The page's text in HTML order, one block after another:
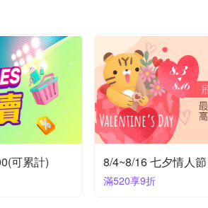
大同廚房家電
任選1件4800